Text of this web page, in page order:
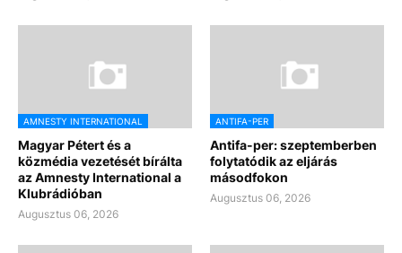
AMNESTY INTERNATIONAL
Magyar Pétert és a
közmédia vezetését bírálta
az Amnesty International a
Klubrádióban
Augusztus 06, 2026
ANTIFA-PER
Antifa-per: szeptemberben
folytatódik az eljárás
másodfokon
Augusztus 06, 2026